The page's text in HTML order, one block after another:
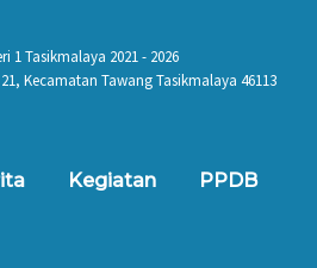
1 Tasikmalaya 2021 - 2026
Kecamatan Tawang Tasikmalaya 46113
Kegiatan PPDB